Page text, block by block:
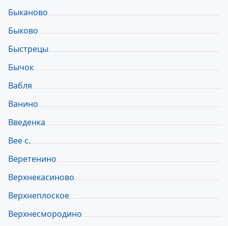
Быканово
Быково
Быстрецы
Бычок
Вабля
Ванино
Введенка
Вее с.
Веретенино
Верхнекасиново
Верхнеплоское
Верхнесмородино